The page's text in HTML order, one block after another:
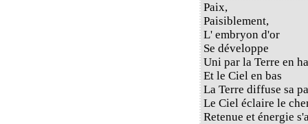
Paix,
Paisiblement,
L' embryon d'or
Se développe
Uni par la Terre en
Et le Ciel en bas
La Terre diffuse sa
Le Ciel éclaire le
Retenue et énergie